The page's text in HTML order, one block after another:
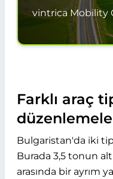
vintrica Mobility
Farklı araç
Bulgaristan'da iki tip
Burada 3,5 tonun
arasında bir ayrım